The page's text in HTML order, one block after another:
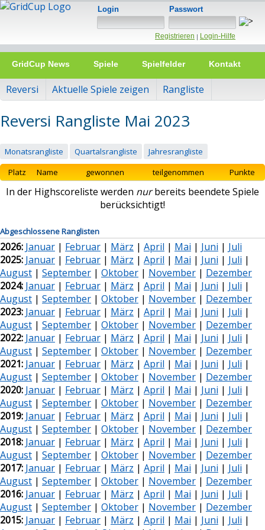
Login Passwort
Registrieren | Login-Hilfe
GridCup News Spiele Spielfelder Kontakt
Reversi Aktuelle Spiele zeigen Rangliste
Reversi Rangliste Mai 2023
Monatsrangliste Quartalsrangliste
Jahresrangliste
Platz
Name gewonnen teilgenommen Punkte
In der Highscoreliste werden nurbereits beendete Spiele
berücksichtigt!
Abgeschlossene Ranglisten
2026: Januar | Februar | März | April | Mai | Juni | Juli
2025: Januar | Februar | März | April | Mai | Juni | Juli |
August | September | Oktober | November | Dezember
2024: Januar | Februar | März | April | Mai | Juni | Juli |
August | September | Oktober | November | Dezember
2023: Januar | Februar | März | April | Mai | Juni | Juli |
August | September | Oktober | November | Dezember
2022: Januar | Februar | März | April | Mai | Juni | Juli |
August | September | Oktober | November | Dezember
2021: Januar | Februar | März | April | Mai | Juni | Juli |
August | September | Oktober | November | Dezember
2020: Januar | Februar | März | April | Mai | Juni | Juli |
August | September | Oktober | November | Dezember
2019: Januar | Februar | März | April | Mai | Juni | Juli |
August | September | Oktober | November | Dezember
2018: Januar | Februar | März | April | Mai | Juni | Juli |
August | September | Oktober | November | Dezember
2017: Januar | Februar | März | April | Mai | Juni | Juli |
August | September | Oktober | November | Dezember
2016: Januar | Februar | März | April | Mai | Juni | Juli |
August | September | Oktober | November | Dezember
2015: Januar | Februar | März | April | Mai | Juni | Juli |